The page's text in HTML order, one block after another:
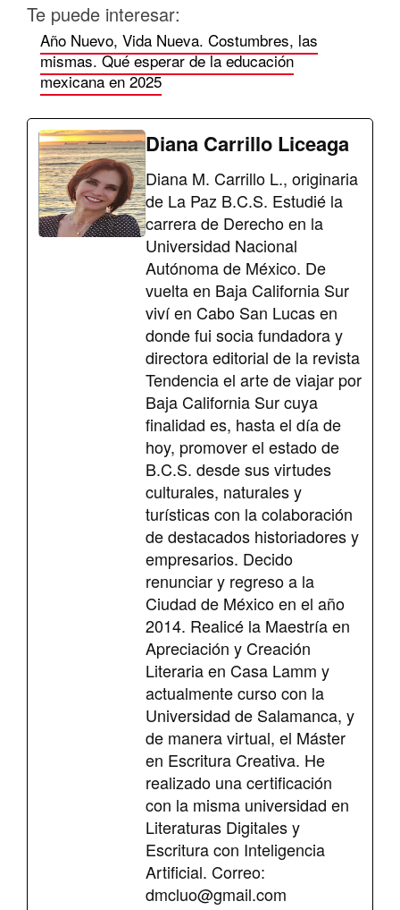
Te puede interesar:
Año Nuevo, Vida Nueva. Costumbres, las
mismas. Qué esperar de la educación
mexicana en 2025
Diana Carrillo Liceaga
Diana M. Carrillo L., originaria
de La Paz B.C.S. Estudié la
carrera de Derecho en la
Universidad Nacional
Autónoma de México. De
vuelta en Baja California Sur
viví en Cabo San Lucas en
donde fui socia fundadora y
directora editorial de la revista
Tendencia el arte de viajar por
Baja California Sur cuya
finalidad es, hasta el día de
hoy, promover el estado de
B.C.S. desde sus virtudes
culturales, naturales y
turísticas con la colaboración
de destacados historiadores y
empresarios. Decido
renunciar y regreso a la
Ciudad de México en el año
2014. Realicé la Maestría en
Apreciación y Creación
Literaria en Casa Lamm y
actualmente curso con la
Universidad de Salamanca, y
de manera virtual, el Máster
en Escritura Creativa. He
realizado una certificación
con la misma universidad en
Literaturas Digitales y
Escritura con Inteligencia
Artificial. Correo:
dmcluo@gmail.com